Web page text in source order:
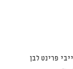
פרינט לבן